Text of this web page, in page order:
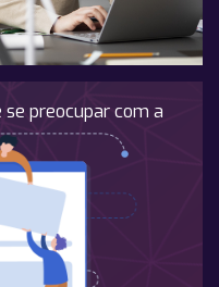
se preocupar com a